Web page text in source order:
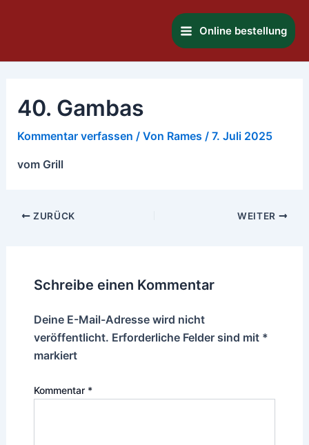
Main
Menu
Online bestellung
40. Gambas
Kommentar verfassen / Von Rames / 7. Juli 2025
vom Grill
ZURÜCK WEITER
Schreibe einen Kommentar
Deine E-Mail-Adresse wird nicht
veröffentlicht. Erforderliche Felder sind mit *
markiert
Kommentar *